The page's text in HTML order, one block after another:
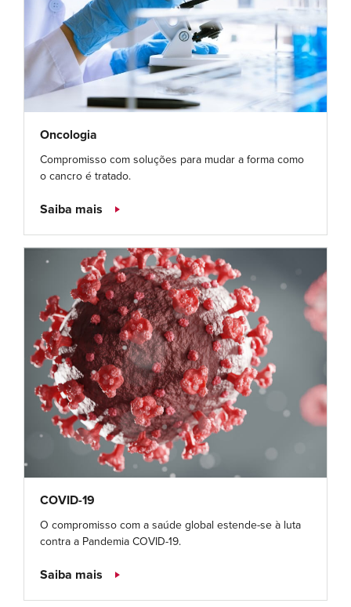
Oncologia
Compromisso com soluções para mudar a forma como
o cancro é tratado.
Saiba mais
COVID-19
O compromisso com a saúde global estende-se à luta
contra a Pandemia COVID-19.
Saiba mais